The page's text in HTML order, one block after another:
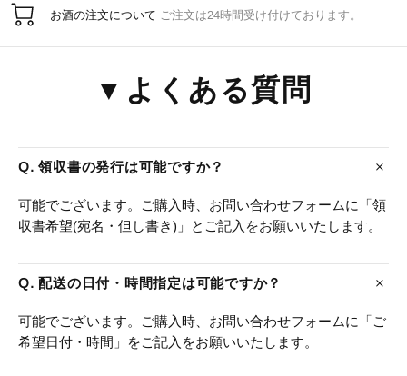
お酒の注文について ご注文は24時間受け付けております。
▼よくある質問
Q. 領収書の発行は可能ですか？
可能でございます。ご購入時、お問い合わせフォームに「領
収書希望(宛名・但し書き)」とご記入をお願いいたします。
Q. 配送の日付・時間指定は可能ですか？
可能でございます。ご購入時、お問い合わせフォームに「ご
希望日付・時間」をご記入をお願いいたします。